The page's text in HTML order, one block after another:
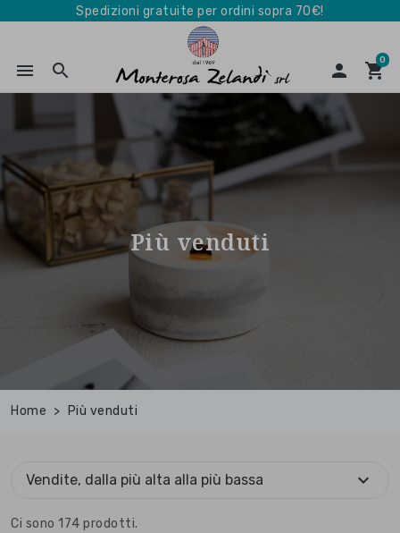
Spedizioni gratuite per ordini sopra 70€!
search
menu  shopping_cart
0
Più venduti
Home Più venduti
Ci sono 174 prodotti.
Vendite, dalla più alta alla più bassa expand_more